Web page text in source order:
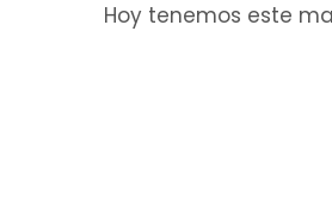
Hoy tenemos este